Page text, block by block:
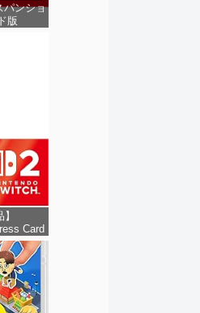
パンショ
版
Card
2(サ
プレス